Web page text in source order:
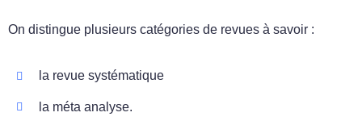
On distingue plusieurs catégories de revues à savoir :
la revue systématique
la méta analyse.